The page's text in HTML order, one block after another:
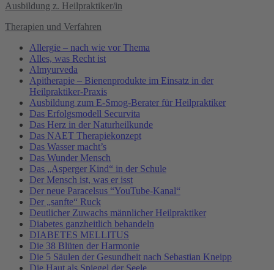
Ausbildung z. Heilpraktiker/in
Therapien und Verfahren
Allergie – nach wie vor Thema
Alles, was Recht ist
Almyurveda
Apitherapie – Bienenprodukte im Einsatz in der
Heilpraktiker-Praxis
Ausbildung zum E-Smog-Berater für Heilpraktiker
Das Erfolgsmodell Securvita
Das Herz in der Naturheilkunde
Das NAET Therapiekonzept
Das Wasser macht’s
Das Wunder Mensch
Das „Asperger Kind“ in der Schule
Der Mensch ist, was er isst
Der neue Paracelsus “YouTube-Kanal“
Der „sanfte“ Ruck
Deutlicher Zuwachs männlicher Heilpraktiker
Diabetes ganzheitlich behandeln
DIABETES MELLITUS
Die 38 Blüten der Harmonie
Die 5 Säulen der Gesundheit nach Sebastian Kneipp